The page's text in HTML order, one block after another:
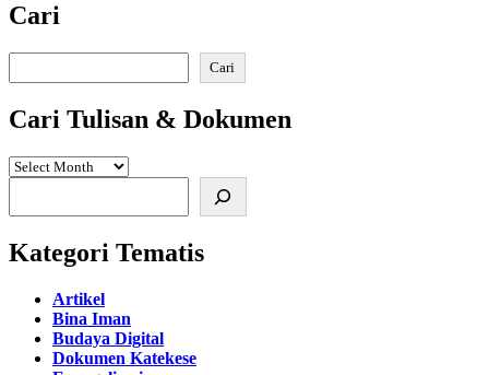
Cari
Cari
Cari Tulisan & Dokumen
Kategori Tematis
Artikel
Bina Iman
Budaya Digital
Dokumen Katekese